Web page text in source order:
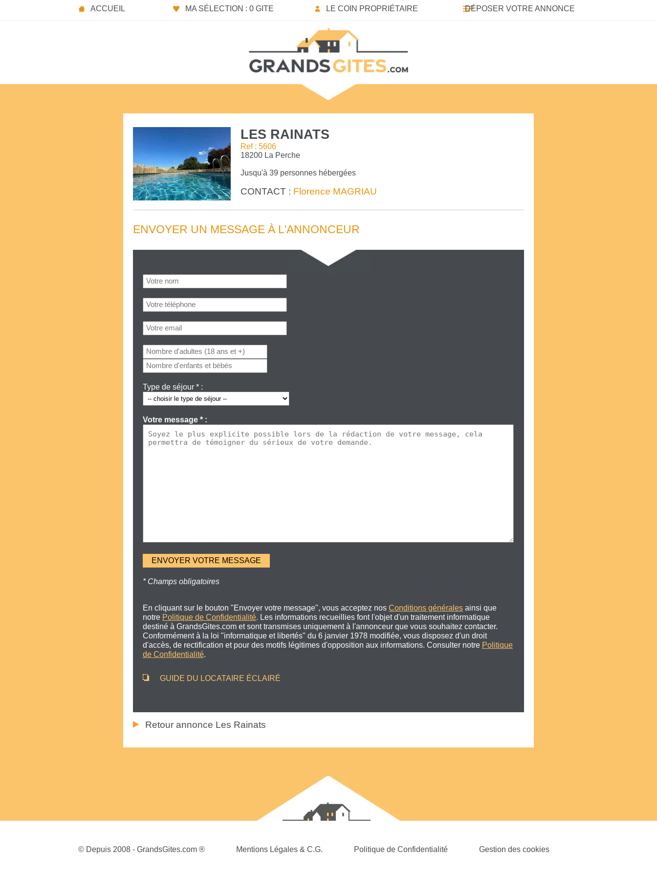
ACCUEIL MA SÉLECTION : 0 GITE LE COIN PROPRIÉTAIRE DÉPOSER VOTRE ANNONCE
LES RAINATS
Ref : 5606
18200 La Perche
Jusqu'à 39 personnes hébergées
CONTACT : Florence MAGRIAU
ENVOYER UN MESSAGE À L'ANNONCEUR
Type de séjour * :
Votre message * :
* Champs obligatoires
En cliquant sur le bouton "Envoyer votre message", vous acceptez nos Conditions générales ainsi que
notre Politique de Confidentialité. Les informations recueillies font l'objet d'un traitement informatique
destiné à GrandsGites.com et sont transmises uniquement à l'annonceur que vous souhaitez contacter.
Conformément à la loi "informatique et libertés" du 6 janvier 1978 modifiée, vous disposez d'un droit
d'accès, de rectification et pour des motifs légitimes d'opposition aux informations. Consulter notre Politique
de Confidentialité.
GUIDE DU LOCATAIRE ÉCLAIRÉ
Retour annonce Les Rainats
© Depuis 2008 - GrandsGites.com ® Mentions Légales & C.G. Politique de Confidentialité Gestion des cookies